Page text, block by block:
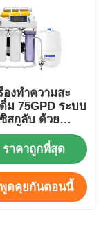
องทําความสะ
ม 75GPD ระบบ
สกลับ ด้วย
าเชื้อ UV
ราคาถูกที่สุด
พูดคุยกันตอนนี้